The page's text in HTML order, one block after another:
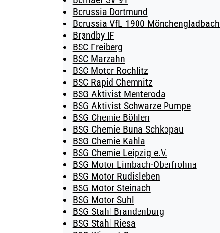
Borussia Dortmund
Borussia VfL 1900 Mönchengladbach
Brøndby IF
BSC Freiberg
BSC Marzahn
BSC Motor Rochlitz
BSC Rapid Chemnitz
BSG Aktivist Menteroda
BSG Aktivist Schwarze Pumpe
BSG Chemie Böhlen
BSG Chemie Buna Schkopau
BSG Chemie Kahla
BSG Chemie Leipzig e.V.
BSG Motor Limbach-Oberfrohna
BSG Motor Rudisleben
BSG Motor Steinach
BSG Motor Suhl
BSG Stahl Brandenburg
BSG Stahl Riesa